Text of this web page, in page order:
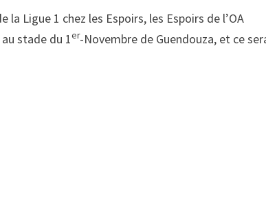
Ligue 1 chez les Espoirs, les Espoirs de l’OA
stade du 1er-Novembre de Guendouza, et ce